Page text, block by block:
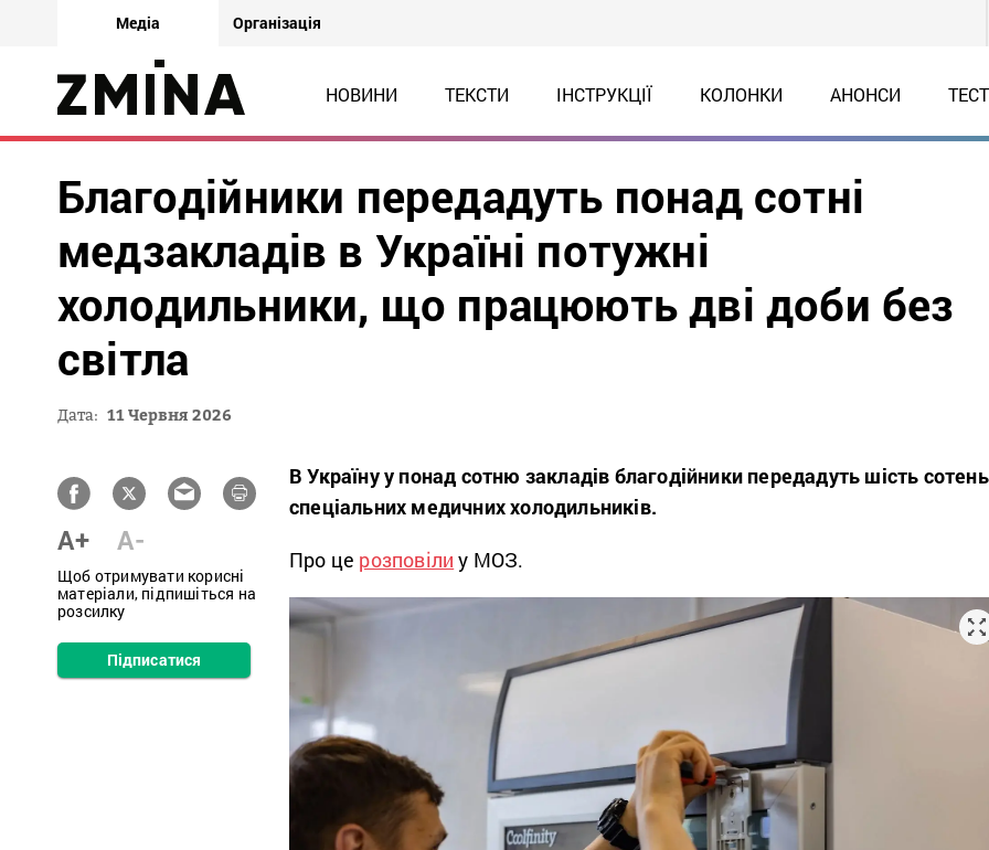
Медіа Організація
НОВИНИ ТЕКСТИ ІНСТРУКЦІЇ КОЛОНКИ АНОНСИ
Благодійники передадуть понад сотні
медзакладів в Україні потужні
холодильники, що працюють дві доби без
світла
Дата: 11 Червня 2026
A+ A-
Щоб отримувати корисні
матеріали, підпишіться на
розсилку
Підписатися
В Україну у понад сотню закладів благодійники передадуть шість сотень
спеціальних медичних холодильників.
Про це розповіли у МОЗ.